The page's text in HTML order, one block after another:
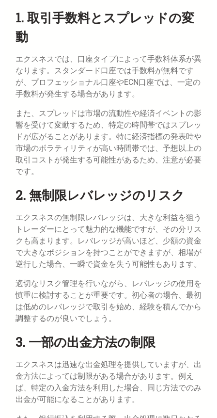
1. 取引手数料とスプレッドの変
動
エクスネスでは、口座タイプによって手数料体系が異
なります。スタンダード口座では手数料が無料です
が、プロフェッショナル口座やECN口座では、一定の
手数料が発生する場合があります。
また、スプレッドは市場の流動性や経済イベントの影
響を受けて変動するため、特定の時間帯ではスプレッ
ドが広がることがあります。特に経済指標の発表時や
市場のボラティリティが高い時間帯では、予想以上の
取引コストが発生する可能性があるため、注意が必要
です。
2. 無制限レバレッジのリスク
エクスネスの無制限レバレッジは、大きな利益を狙う
トレーダーにとって魅力的な機能ですが、その分リス
クも高まります。レバレッジが高いほど、少額の資金
で大きなポジションを持つことができますが、相場が
逆行した場合、一瞬で資金を失う可能性もあります。
適切なリスク管理を行いながら、レバレッジの使用を
慎重に検討することが重要です。初心者の場合、最初
は低めのレバレッジで取引を始め、経験を積んでから
調整するのが良いでしょう。
3. 一部の出金方法の制限
エクスネスは迅速な出金処理を提供していますが、出
金方法によっては制限がある場合があります。例え
ば、特定の入金方法を利用した場合、同じ方法でのみ
出金が可能になることがあります。